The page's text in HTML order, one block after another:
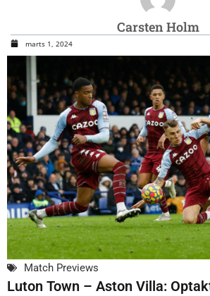
Carsten Holm
marts 1, 2024
Match Previews
Luton Town – Aston Villa: